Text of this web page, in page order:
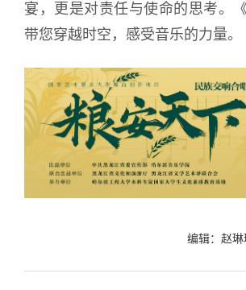
宴，更是对责任与使命的思考。
带您穿越时空，感受音乐的力量。
编辑：赵